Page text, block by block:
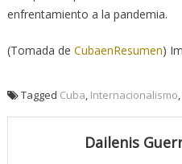
enfrentamiento a la pandemia.
(Tomada de CubaenResumen)
Tagged Cuba Internacionalismo
Dailenis